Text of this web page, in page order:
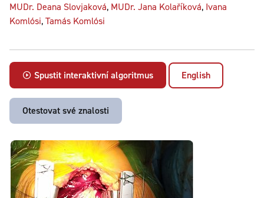
MUDr. Deana Slovjaková, MUDr. Jana Kolaříková, Ivana
Komlósi,Tamás Komlósi
Spustit interaktivní algoritmus English
Otestovat své znalosti